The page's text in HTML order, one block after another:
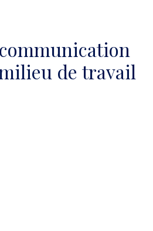
de travail